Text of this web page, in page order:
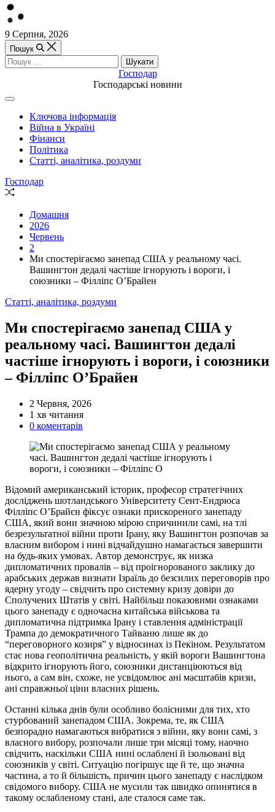
Перейти
до
вмісту
9 Серпня, 2026
Пошук
Пошук:
Господар
Господарські новини
Off
Canvas
(поза
полотном)
Ключова інформація
Війна в Україні
Фінанси
Політика
Статті, аналітика, роздуми
Господар
Випадкова
Домашня
2026
Червень
2
Ми спостерігаємо занепад США у реальному часі.
Вашингтон дедалі частіше ігнорують і вороги, і
союзники – Філліпс О’Брайен
Категорії
Статті, аналітика, роздуми
Ми спостерігаємо занепад США у
реальному часі. Вашингтон дедалі
частіше ігнорують і вороги, і союзники
– Філліпс О’Брайен
2 Червня, 2026
Орієнтовний
час
1 хв читання
0 коментарів
Відомий американський історик, професор стратегічних
досліджень шотландського Університету Сент-Ендрюса
Філліпс О’Брайєн фіксує ознаки прискореного занепаду
США, який вони значною мірою спричинили самі, на тлі
безрезультатної війни проти Ірану, яку Вашингтон розпочав за
власним вибором і нині відчайдушно намагається завершити
на будь-яких умовах. Автор демонструє, як низка
дипломатичних провалів – від проігнорованого заклику до
арабських держав визнати Ізраїль до безсилих переговорів про
ядерну угоду – свідчить про системну кризу довіри до
Сполучених Штатів у світі. Найбільш показовими ознаками
цього занепаду є одночасна китайська військова та
дипломатична підтримка Ірану і ставлення адміністрації
Трампа до демократичного Тайваню лише як до
“переговорного козиря” у відносинах із Пекіном. Результатом
стає нова геополітична реальність, у якій вороги Вашингтона
відкрито ігнорують його, союзники дистанціюються від
нього, а сам він, схоже, не усвідомлює ані масштабів кризи,
ані справжньої ціни власних рішень.
Останні кілька днів були особливо болісними для тих, хто
стурбований занепадом США. Зокрема, те, як США
безпорадно намагаються вибратися з війни, яку вони самі, з
власного вибору, розпочали лише три місяці тому, наочно
свідчить, наскільки США нині ослаблені й ізольовані від
союзників у світі. Ситуацію погіршує ще й те, що значна
частина, а то й більшість, причин цього занепаду є наслідком
свідомого вибору. США не мусили так швидко опинятися в
такому ослабленому стані, але сталося саме так.